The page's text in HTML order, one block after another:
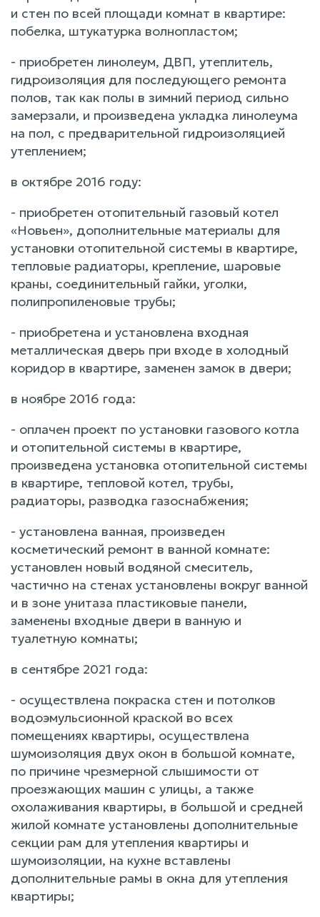
и стен по всей площади комнат в квартире:
побелка, штукатурка волнопластом;
- приобретен линолеум, ДВП, утеплитель,
гидроизоляция для последующего ремонта
полов, так как полы в зимний период сильно
замерзали, и произведена укладка линолеума
на пол, с предварительной гидроизоляцией
утеплением;
в октябре 2016 году:
- приобретен отопительный газовый котел
«Новьен», дополнительные материалы для
установки отопительной системы в квартире,
тепловые радиаторы, крепление, шаровые
краны, соединительный гайки, уголки,
полипропиленовые трубы;
- приобретена и установлена входная
металлическая дверь при входе в холодный
коридор в квартире, заменен замок в двери;
в ноябре 2016 года:
- оплачен проект по установки газового котла
и отопительной системы в квартире,
произведена установка отопительной системы
в квартире, тепловой котел, трубы,
радиаторы, разводка газоснабжения;
- установлена ванная, произведен
косметический ремонт в ванной комнате:
установлен новый водяной смеситель,
частично на стенах установлены вокруг ванной
и в зоне унитаза пластиковые панели,
заменены входные двери в ванную и
туалетную комнаты;
в сентябре 2021 года:
- осуществлена покраска стен и потолков
водоэмульсионной краской во всех
помещениях квартиры, осуществлена
шумоизоляция двух окон в большой комнате,
по причине чрезмерной слышимости от
проезжающих машин с улицы, а также
охолаживания квартиры, в большой и средней
жилой комнате установлены дополнительные
секции рам для утепления квартиры и
шумоизоляции, на кухне вставлены
дополнительные рамы в окна для утепления
квартиры;